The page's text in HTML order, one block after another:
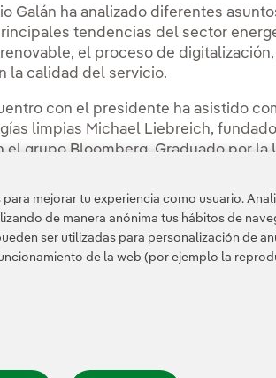
Galán ha analizado diferentes
tendencias del sector
el proceso de
la calidad del servicio.
con el presidente ha asistido
limpias Michael Liebreich,
el grupo Bloomberg. Graduado por la
Energy and Climate Change así
el uso de la IA Política de cookies
mejorar tu experiencia como usuario.
de manera anónima tus hábitos de
ser utilizadas para personalización de
de la web (por ejemplo la